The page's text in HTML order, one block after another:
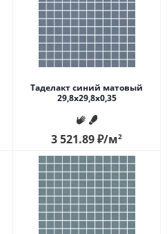
Таделакт синий матовый
29,8x29,8x0,35
3 521.89₽/м2